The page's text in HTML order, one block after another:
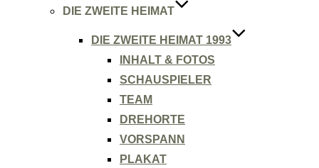
DIE ZWEITE HEIMAT
DIE ZWEITE HEIMAT 1993
INHALT & FOTOS
SCHAUSPIELER
TEAM
DREHORTE
VORSPANN
PLAKAT